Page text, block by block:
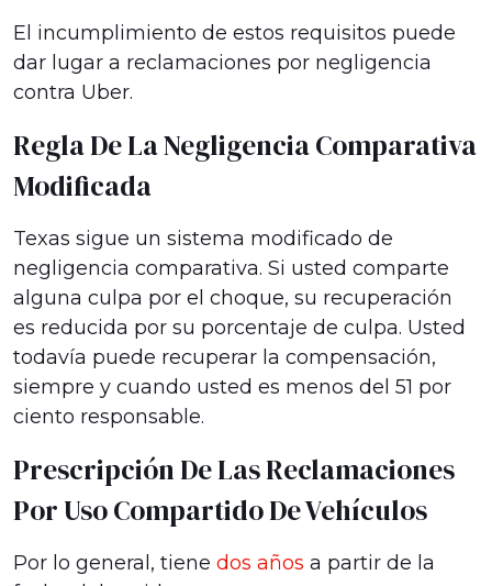
El incumplimiento de estos requisitos puede
dar lugar a reclamaciones por negligencia
contra Uber.
Regla De La Negligencia Comparativa
Modificada
Texas sigue un sistema modificado de
negligencia comparativa. Si usted comparte
alguna culpa por el choque, su recuperación
es reducida por su porcentaje de culpa. Usted
todavía puede recuperar la compensación,
siempre y cuando usted es menos del 51 por
ciento responsable.
Prescripción De Las Reclamaciones
Por Uso Compartido De Vehículos
Por lo general, tiene dos años a partir de la